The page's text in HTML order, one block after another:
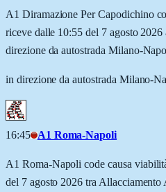
A1 Diramazione Per Capodichino
riceve dalle 10:55 del 7 agosto
direzione da autostrada Milano-
in direzione da autostrada Milano-
16:45 A1 Roma-Napoli
A1 Roma-Napoli code causa
del 7 agosto 2026 tra